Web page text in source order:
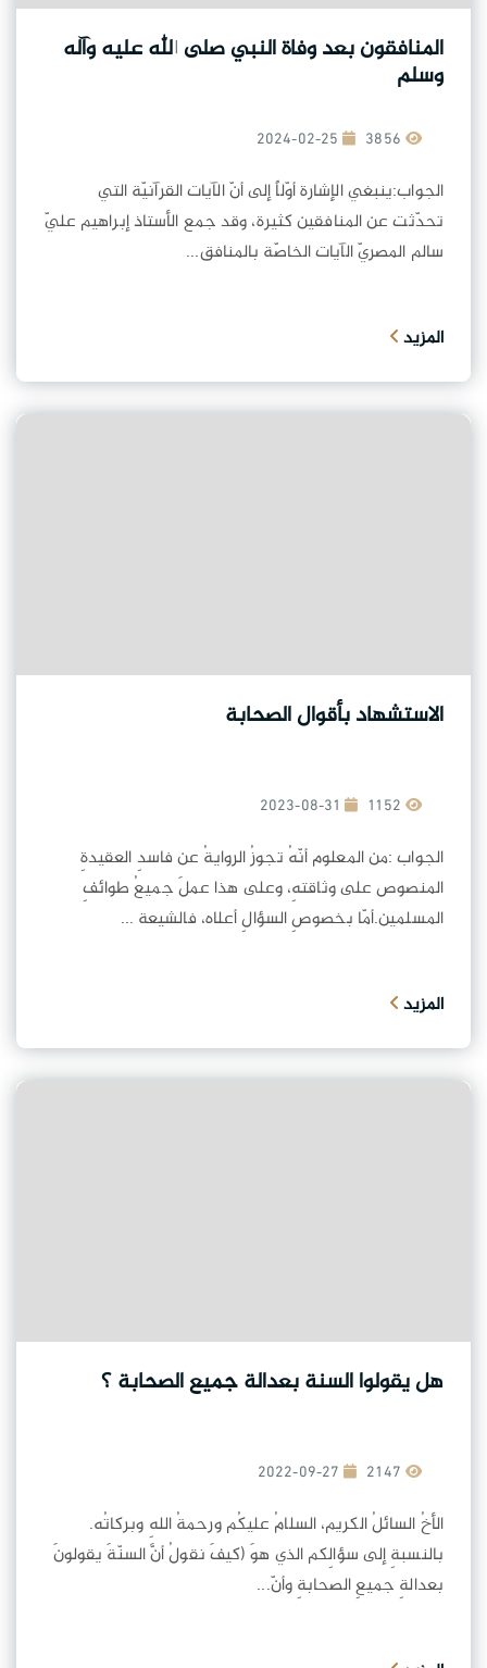
المنافقون بعد وفاة النبي صلى الله عليه وآله
وسلم
2024-02-25
الجواب:ينبغي الإشارة أوّلاً إلى أنّ الآيات القرآنيّة التي
تحدّثت عن المنافقين كثيرة، وقد جمع الأستاذ إبراهيم عليّ
سالم المصريّ الآيات الخاصّة بالمنافق...
المزيد
الاستشهاد بأقوال الصحابة
2023-08-31
الجواب :من المعلوم أنّهُ تجوزُ الروايةُ عن فاسدِ العقيدةِ
المنصوص على وثاقتهِ، وعلى هذا عملَ جميعُ طوائفِ
المسلمين.أمّا بخصوصِ السؤالِ أعلاه، فالشيعة ...
المزيد
هل يقولوا السنة بعدالة جميع الصحابة ؟
2022-09-27
الأخُ السائلُ الكريم، السلامُ عليكُم ورحمةُ اللهِ وبركاتُه.
بالنسبةِ إلى سؤالِكم الذي هوَ (كيفَ نقولُ أنَّ السنّةَ يقولونَ
بعدالةِ جميعِ الصحابةِ وأنّ...